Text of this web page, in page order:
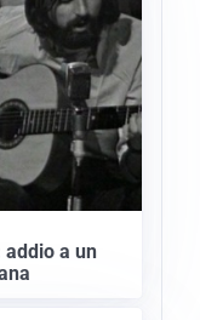
addio a un